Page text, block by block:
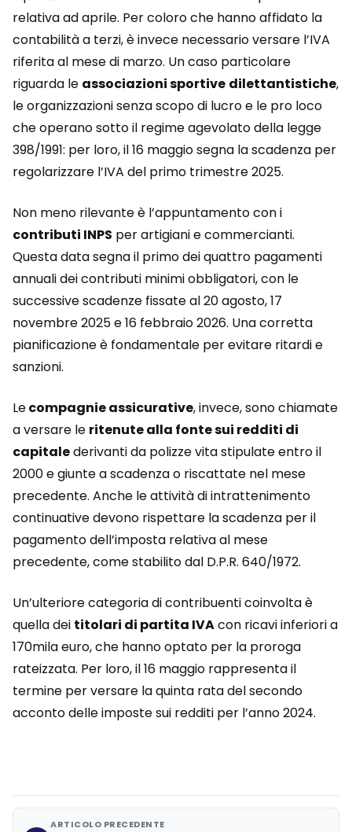
relativa ad aprile. Per coloro che hanno affidato la
contabilità a terzi, è invece necessario versare l’IVA
riferita al mese di marzo. Un caso particolare
riguarda le associazioni sportive dilettantistiche,
le organizzazioni senza scopo di lucro e le pro loco
che operano sotto il regime agevolato della legge
398/1991: per loro, il 16 maggio segna la scadenza per
regolarizzare l’IVA del primo trimestre 2025.
Non meno rilevante è l’appuntamento con i
contributi INPS per artigiani e commercianti.
Questa data segna il primo dei quattro pagamenti
annuali dei contributi minimi obbligatori, con le
successive scadenze fissate al 20 agosto, 17
novembre 2025 e 16 febbraio 2026. Una corretta
pianificazione è fondamentale per evitare ritardi e
sanzioni.
Lecompagnie assicurative, invece, sono chiamate
a versare le ritenute alla fonte sui redditi di
capitalederivanti da polizze vita stipulate entro il
2000 e giunte a scadenza o riscattate nel mese
precedente. Anche le attività di intrattenimento
continuative devono rispettare la scadenza per il
pagamento dell’imposta relativa al mese
precedente, come stabilito dal D.P.R. 640/1972.
Un’ulteriore categoria di contribuenti coinvolta è
quella dei titolari di partita IVAcon ricavi inferiori a
170mila euro, che hanno optato per la proroga
rateizzata. Per loro, il 16 maggio rappresenta il
termine per versare la quinta rata del secondo
acconto delle imposte sui redditi per l’anno 2024.
ARTICOLO PRECEDENTE